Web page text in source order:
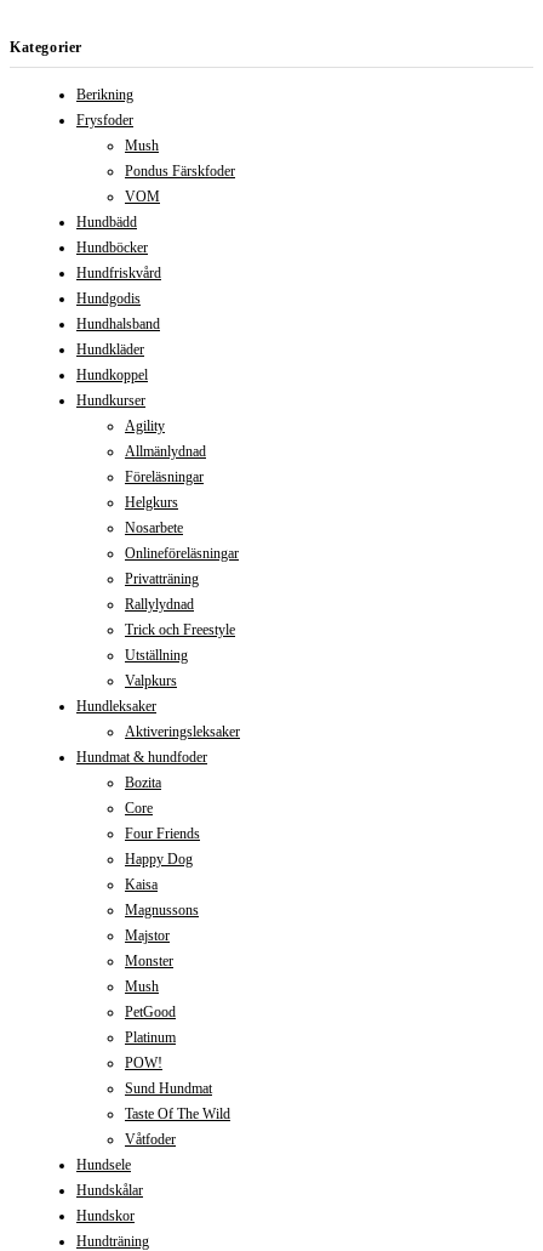
Kategorier
Berikning
Frysfoder
Mush
Pondus Färskfoder
VOM
Hundbädd
Hundböcker
Hundfriskvård
Hundgodis
Hundhalsband
Hundkläder
Hundkoppel
Hundkurser
Agility
Allmänlydnad
Föreläsningar
Helgkurs
Nosarbete
Onlineföreläsningar
Privatträning
Rallylydnad
Trick och Freestyle
Utställning
Valpkurs
Hundleksaker
Aktiveringsleksaker
Hundmat & hundfoder
Bozita
Core
Four Friends
Happy Dog
Kaisa
Magnussons
Majstor
Monster
Mush
PetGood
Platinum
POW!
Sund Hundmat
Taste Of The Wild
Våtfoder
Hundsele
Hundskålar
Hundskor
Hundträning